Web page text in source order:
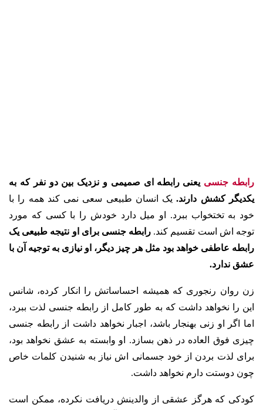
رابطه جنسی یعنی رابطه ای صمیمی و نزدیک بین دو نفر که به
یکدیگر کشش دارند. یک انسان طبیعی سعی نمی کند همه را با
خود به تختخواب ببرد. او میل دارد خودش را با کسی که مورد
توجه اش است تقسیم کند. رابطه جنسی برای او نتیجه طبیعی یک
رابطه عاطفی خواهد بود مثل هر چیز دیگر، او نیازی به توجیه آن با
عشق ندارد.
زن روان رنجوری که همیشه احساساتش را انکار کرده، شانس
این را نخواهد داشت که به طور کامل از رابطه جنسی لذت ببرد،
اما اگر او زنی بهنجار باشد، اجبار نخواهد داشت از رابطه جنسی
چیزی فوق العاده در ذهن بسازد. او وابسته به عشق نخواهد بود،
برای لذت بردن از خود جسمانی اش نیاز به شنیدن کلمات خاص
چون دوستت دارم نخواهد داشت.
کودکی که هرگز عشقی از والدینش دریافت نکرده، ممکن است